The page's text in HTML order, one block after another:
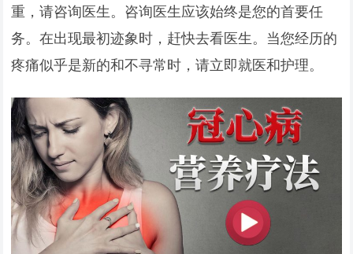
重，请咨询医生。咨询医生应该始终是您的首要任
务。在出现最初迹象时，赶快去看医生。当您经历的
疼痛似乎是新的和不寻常时，请立即就医和护理。